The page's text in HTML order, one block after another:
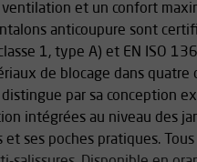
et un confort
anticoupure sont
1, type A) et EN ISO
de blocage dans quatre
distingue par sa conception
intégrées au niveau des
et ses poches pratiques.